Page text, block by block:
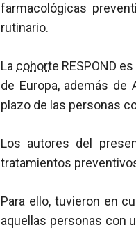
farmacológicas
rutinario.
La cohorte RESPOND
de Europa, además
plazo de las personas
Los autores del
tratamientos
Para ello, tuvieron en
aquellas personas con